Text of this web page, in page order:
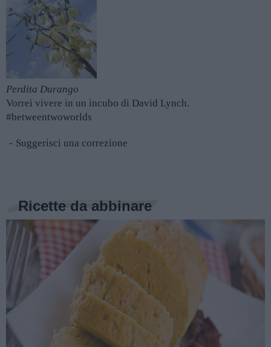
Perdita Durango
Vorrei vivere in un incubo di David Lynch.
#betweentwoworlds
Suggerisci una correzione
Ricette da abbinare